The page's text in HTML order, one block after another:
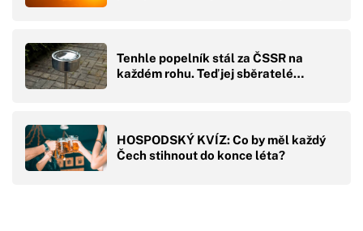
Tenhle popelník stál za ČSSR na
každém rohu. Teď jej sběratelé…
HOSPODSKÝ KVÍZ: Co by měl každý
Čech stihnout do konce léta?